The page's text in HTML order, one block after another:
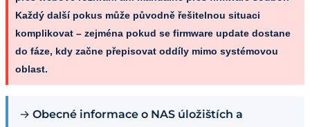
Každý další pokus může původně řešitelnou situaci
komplikovat – zejména pokud se firmware update dostane
do fáze, kdy začne přepisovat oddíly mimo systémovou
oblast.
→ Obecné informace o NAS úložištích a